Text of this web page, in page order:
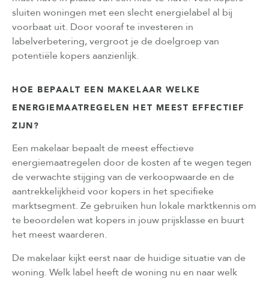
sluiten woningen met een slecht energielabel al bij
voorbaat uit. Door vooraf te investeren in
labelverbetering, vergroot je de doelgroep van
potentiële kopers aanzienlijk.
HOE BEPAALT EEN MAKELAAR WELKE
ENERGIEMAATREGELEN HET MEEST EFFECTIEF
ZIJN?
Een makelaar bepaalt de meest effectieve
energiemaatregelen door de kosten af te wegen tegen
de verwachte stijging van de verkoopwaarde en de
aantrekkelijkheid voor kopers in het specifieke
marktsegment. Ze gebruiken hun lokale marktkennis om
te beoordelen wat kopers in jouw prijsklasse en buurt
het meest waarderen.
De makelaar kijkt eerst naar de huidige situatie van de
woning. Welk label heeft de woning nu en naar welk